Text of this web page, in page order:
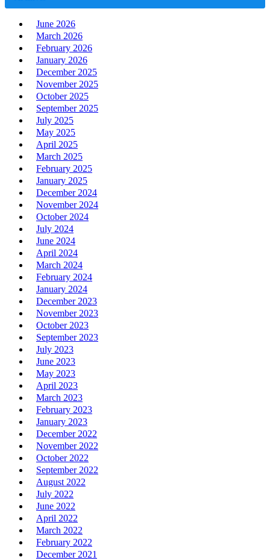
June 2026
March 2026
February 2026
January 2026
December 2025
November 2025
October 2025
September 2025
July 2025
May 2025
April 2025
March 2025
February 2025
January 2025
December 2024
November 2024
October 2024
July 2024
June 2024
April 2024
March 2024
February 2024
January 2024
December 2023
November 2023
October 2023
September 2023
July 2023
June 2023
May 2023
April 2023
March 2023
February 2023
January 2023
December 2022
November 2022
October 2022
September 2022
August 2022
July 2022
June 2022
April 2022
March 2022
February 2022
December 2021